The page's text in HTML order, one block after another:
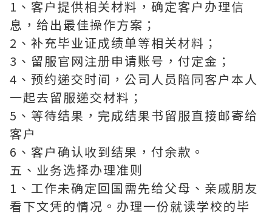
1、客户提供相关材料，确定客户办理信
息，给出最佳操作方案；
2、补充毕业证成绩单等相关材料；
3、留服官网注册申请账号，付定金；
4、预约递交时间，公司人员陪同客户本人
一起去留服递交材料；
5、等待结果，完成结果书留服直接邮寄给
客户
6、客户确认收到结果，付余款。
五、业务选择办理准则
1、工作未确定回国需先给父母、亲戚朋友
看下文凭的情况。办理一份就读学校的毕